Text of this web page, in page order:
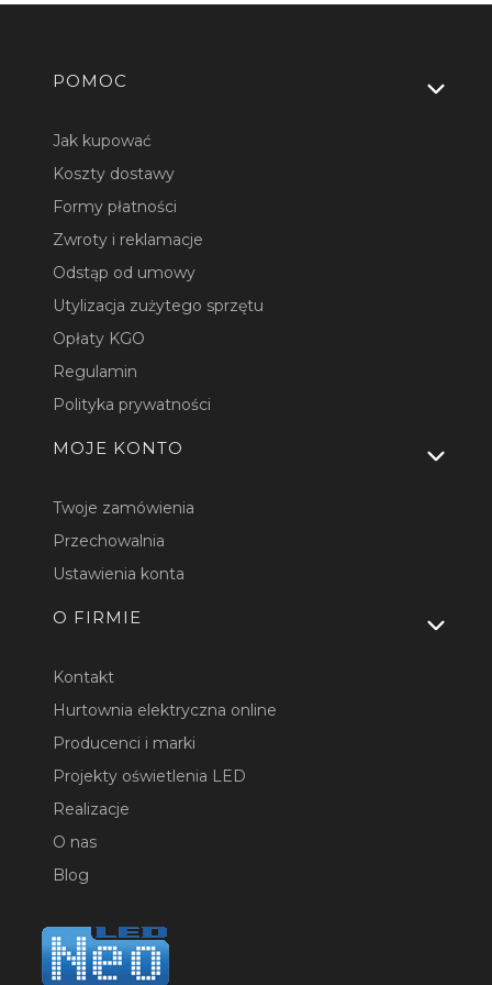
Linki w stopce
POMOC
Jak kupować
Koszty dostawy
Formy płatności
Zwroty i reklamacje
Odstąp od umowy
Utylizacja zużytego sprzętu
Opłaty KGO
Regulamin
Polityka prywatności
MOJE KONTO
Twoje zamówienia
Przechowalnia
Ustawienia konta
O FIRMIE
Kontakt
Hurtownia elektryczna online
Producenci i marki
Projekty oświetlenia LED
Realizacje
O nas
Blog